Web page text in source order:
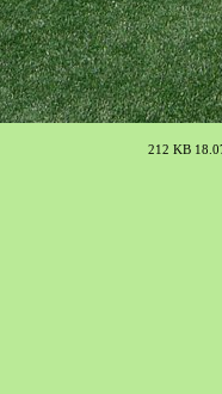
212 KB